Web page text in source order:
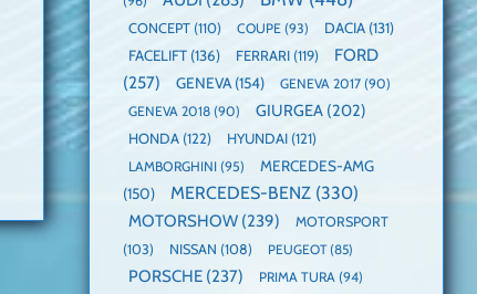
CONCEPT (110) COUPE (93) DACIA (131)
FACELIFT (136) FERRARI (119)
FORD
(257)
GENEVA(154) GENEVA 2017 (90)
GENEVA 2018 (90) GIURGEA (202)
HONDA (122) HYUNDAI (121)
LAMBORGHINI (95)
MERCEDES-AMG
(150)
MERCEDES-BENZ (330)
MOTORSHOW (239)
MOTORSPORT
(103)
NISSAN (108) PEUGEOT(85)
PORSCHE (237) PRIMA TURA (94)